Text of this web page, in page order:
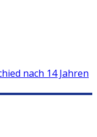
nach 14 Jahren